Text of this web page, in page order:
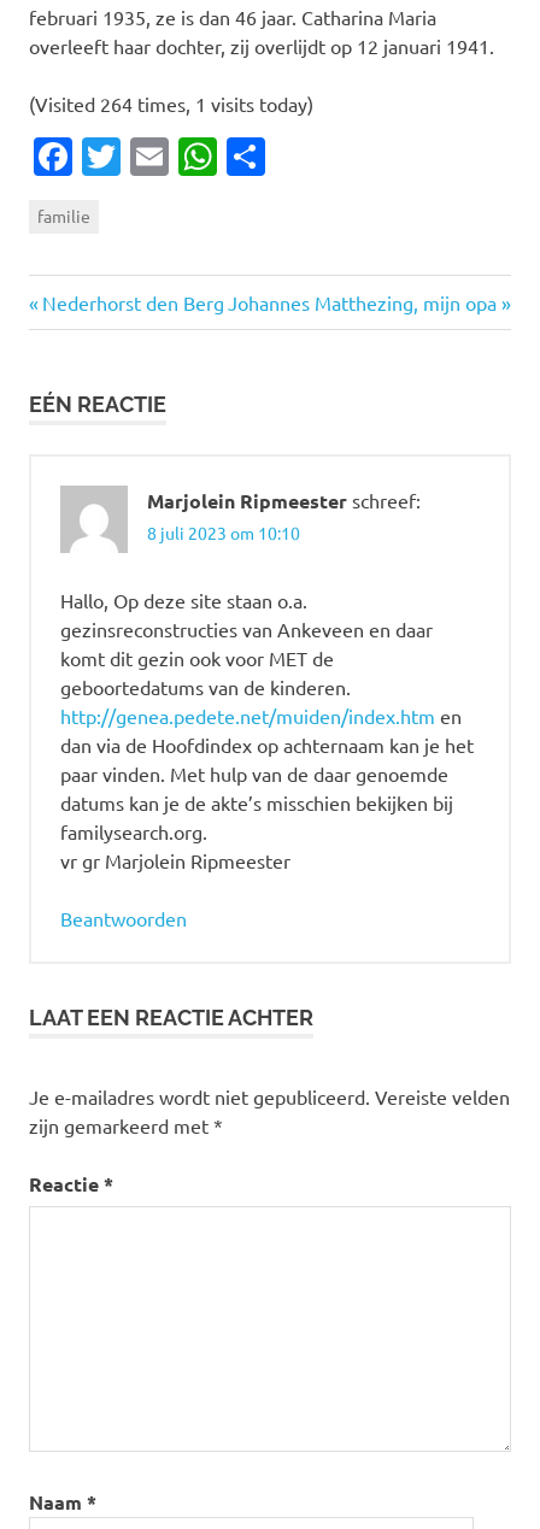
februari 1935, ze is dan 46 jaar. Catharina Maria
overleeft haar dochter, zij overlijdt op 12 januari 1941.
(Visited 264 times, 1 visits today)
Facebook
Twitter
EmailWhatsApp
familie
Bericht
Vorige
bericht:
Nederhorst den Berg Volgende
bericht:
Johannes Matthezing, mijn opa
EÉN REACTIE
Marjolein Ripmeester schreef:
8 juli 2023 om 10:10
Hallo, Op deze site staan o.a.
gezinsreconstructies van Ankeveen en daar
komt dit gezin ook voor MET de
geboortedatums van de kinderen.
http://genea.pedete.net/muiden/index.htm en
dan via de Hoofdindex op achternaam kan je het
paar vinden. Met hulp van de daar genoemde
datums kan je de akte’s misschien bekijken bij
familysearch.org.
vr gr Marjolein Ripmeester
Beantwoorden
LAAT EEN REACTIE ACHTER
Je e-mailadres wordt niet gepubliceerd. Vereiste velden
zijn gemarkeerd met *
Reactie*
Naam *